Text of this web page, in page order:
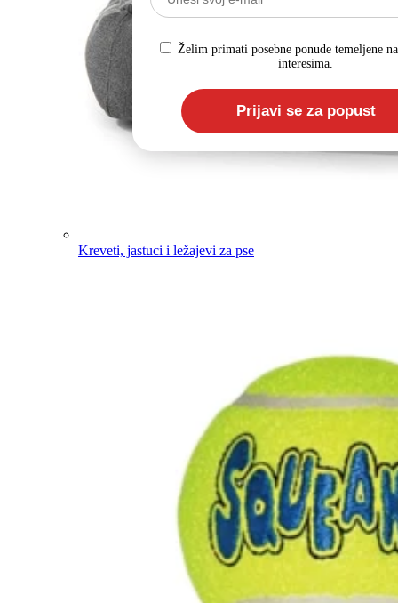
Kreveti, jastuci i ležajevi za pse
Želim primati posebne ponude temeljene
interesima.